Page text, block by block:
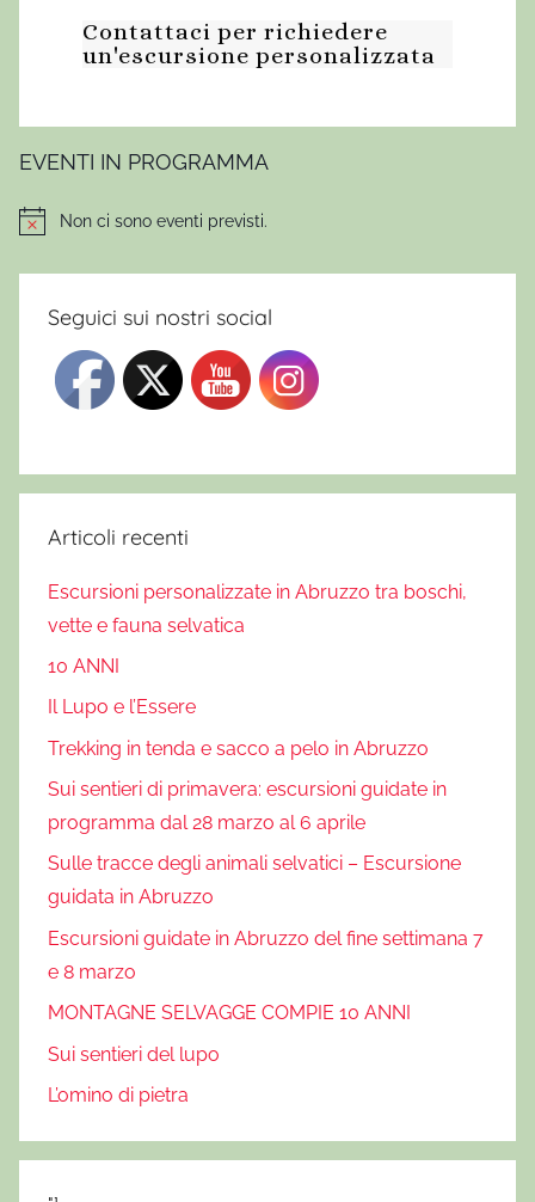
Contattaci per richiedere
un'escursione personalizzata
EVENTI IN PROGRAMMA
NoticeNon ci sono eventi previsti.
Seguici sui nostri social
Articoli recenti
Escursioni personalizzate in Abruzzo tra boschi,
vette e fauna selvatica
10 ANNI
Il Lupo e l’Essere
Trekking in tenda e sacco a pelo in Abruzzo
Sui sentieri di primavera: escursioni guidate in
programma dal 28 marzo al 6 aprile
Sulle tracce degli animali selvatici – Escursione
guidata in Abruzzo
Escursioni guidate in Abruzzo del fine settimana 7
e 8 marzo
MONTAGNE SELVAGGE COMPIE 10 ANNI
Sui sentieri del lupo
L’omino di pietra